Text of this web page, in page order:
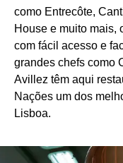
como Entrecôte,
House e muito mais,
com fácil acesso e
grandes chefs como
Avillez têm aqui
Nações um dos
Lisboa.